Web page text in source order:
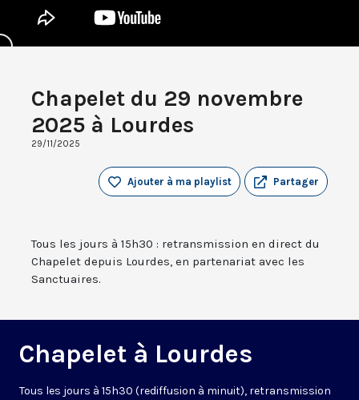
Chapelet du 29 novembre
2025 à Lourdes
29/11/2025
Partager
Ajouter à ma playlist
Tous les jours à 15h30 : retransmission en direct du
Chapelet depuis Lourdes, en partenariat avec les
Sanctuaires.
Chapelet à Lourdes
Tous les jours à 15h30 (rediffusion à minuit), retransmission